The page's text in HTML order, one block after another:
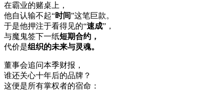
在霸业的赌桌上，
他自认输不起“时间”这笔巨款。
于是他押注于看得见的“速成”，
与魔鬼签下一纸短期合约，
代价是组织的未来与灵魂。
董事会追问本季财报，
谁还关心十年后的品牌？
这便是所有掌权者的宿命：